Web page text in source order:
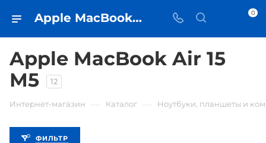
Apple MacBook Air 15 М5 • купить в Самаре по низкой цене - iЧехол 0
Apple MacBook Air 15
М5
12
Интернет-магазин Каталог Ноутбуки, планшеты и
ФИЛЬТР